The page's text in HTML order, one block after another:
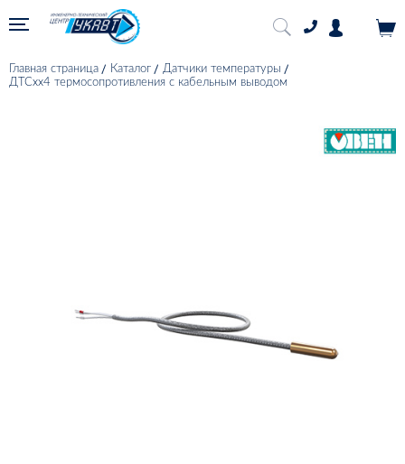
Главная страница Каталог
Датчики температуры
ДТСхх4 термосопротивления с кабельным выводом